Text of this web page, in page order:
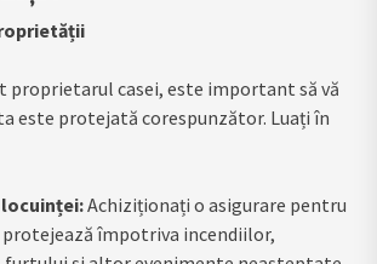
proprietarul casei, este important să vă
este protejată corespunzător. Luați în
Achiziționați o asigurare pentru
protejează împotriva incendiilor,